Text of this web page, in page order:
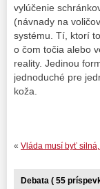
vylúčenie
(návnady na
systému. Tí, ktorí
o čom točia alebo
reality. Jedinou
jednoduché pre
koža.
« Vláda musí byť
Debata ( 55